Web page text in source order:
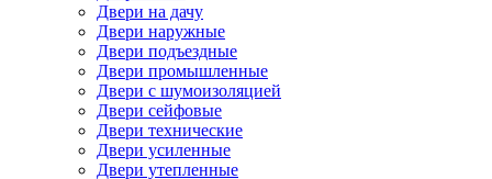
Двери на дачу
Двери наружные
Двери подъездные
Двери промышленные
Двери с шумоизоляцией
Двери сейфовые
Двери технические
Двери усиленные
Двери утепленные